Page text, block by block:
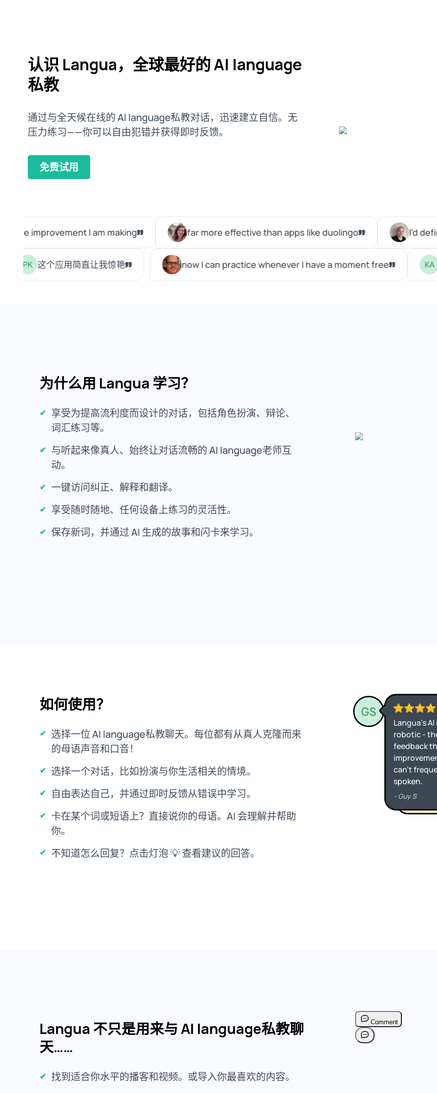
认识 Langua，全球最好的 AI language
私教
通过与全天候在线的 AI language私教对话，迅速建立自信。无
压力练习——你可以自由犯错并获得即时反馈。
免费试用
为什么用 Langua 学习？
享受为提高流利度而设计的对话，包括角色扮演、辩论、
词汇练习等。
与听起来像真人、始终让对话流畅的 AI language老师互
动。
一键访问纠正、解释和翻译。
享受随时随地、任何设备上练习的灵活性。
保存新词，并通过 AI 生成的故事和闪卡来学习。
如何使用？
选择一位 AI language私教聊天。每位都有从真人克隆而来
的母语声音和口音！
选择一个对话，比如扮演与你生活相关的情境。
自由表达自己，并通过即时反馈从错误中学习。
卡在某个词或短语上？直接说你的母语。AI 会理解并帮助
你。
不知道怎么回复？点击灯泡 💡 查看建议的回答。
Langua 不只是用来与 AI language私教聊
天……
找到适合你水平的播客和视频。或导入你最喜欢的内容。